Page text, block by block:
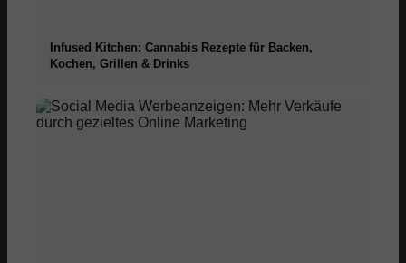
Infused Kitchen: Cannabis Rezepte für Backen,
Kochen, Grillen & Drinks